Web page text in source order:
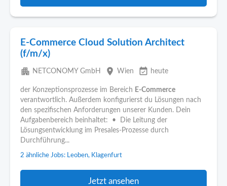
E-Commerce Cloud Solution Architect
(f/m/x)
apartment NETCONOMY GmbH place Wien event_available heute
der Konzeptionsprozesse im Bereich E-Commerce
verantwortlich. Außerdem konfigurierst du Lösungen nach
den spezifischen Anforderungen unserer Kunden. Dein
Aufgabenbereich beinhaltet: • Die Leitung der
Lösungsentwicklung im Presales-Prozesse durch
Durchführung...
2 ähnliche Jobs: Leoben, Klagenfurt
Jetzt ansehen